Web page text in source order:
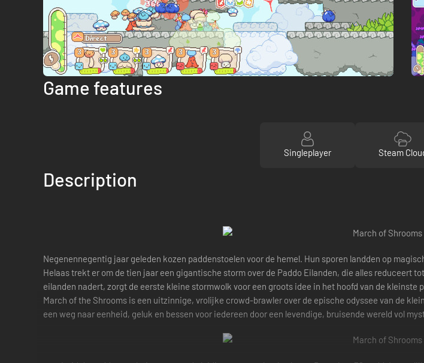
Game features
Singleplayer Steam
Description
Negenennegentig jaar geleden kozen paddenstoelen voor de hemel. Hun sporen landden op
Helaas trekt er om de tien jaar een gigantische storm over de Paddo Eilanden, die alles reduceert
eilanden nadert, zorgt de eerste kleine stormwolk voor een groots idee in het hoofd van de
March of the Shrooms is een uitzinnige, vrolijke crowd-brawler over de epische odyssee van de
een weg naar eenheid, geluk en bessen voor iedereen door een levendige, bruisende wereld vol